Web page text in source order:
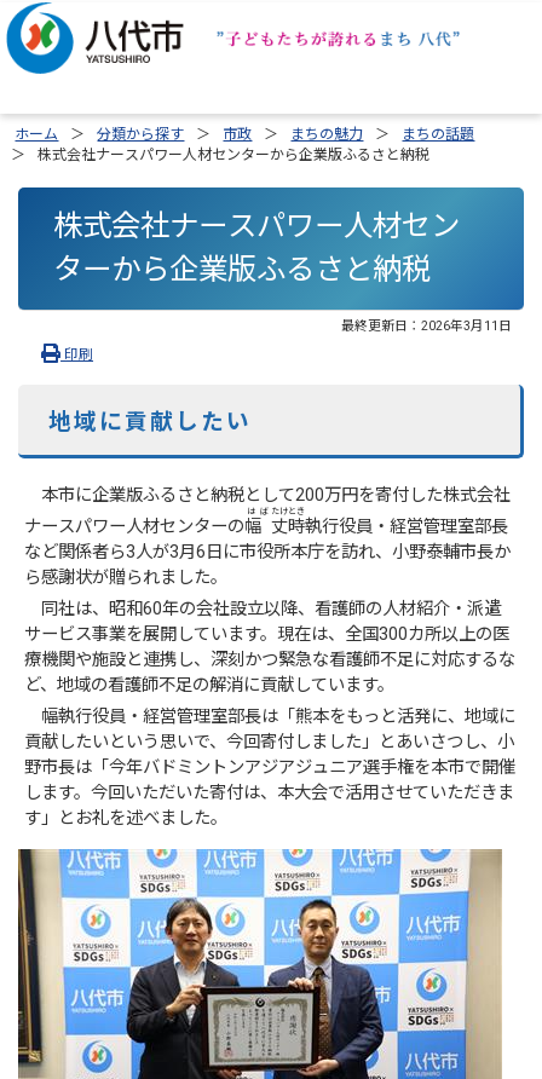
ホーム 分類から探す 市政 まちの魅力
まちの話題
株式会社ナースパワー人材センターから企業版ふるさと納税
株式会社ナースパワー人材セン
ターから企業版ふるさと納税
最終更新日： 2026年3月11日
印刷
地域に貢献したい
本市に企業版ふるさと納税として200万円を寄付した株式会社
ナースパワー人材センターの幅
はば
丈
たけ
時
とき
執行役員・経営管理室部長
など関係者ら3人が3月6日に市役所本庁を訪れ、小野泰輔市長か
ら感謝状が贈られました。
同社は、昭和60年の会社設立以降、看護師の人材紹介・派遣
サービス事業を展開しています。現在は、全国300カ所以上の医
療機関や施設と連携し、深刻かつ緊急な看護師不足に対応するな
ど、地域の看護師不足の解消に貢献しています。
幅執行役員・経営管理室部長は「熊本をもっと活発に、地域に
貢献したいという思いで、今回寄付しました」とあいさつし、小
野市長は「今年バドミントンアジアジュニア選手権を本市で開催
します。今回いただいた寄付は、本大会で活用させていただきま
す」とお礼を述べました。